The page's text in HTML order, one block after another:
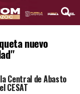
nuevo
Central de Abasto
CESAT